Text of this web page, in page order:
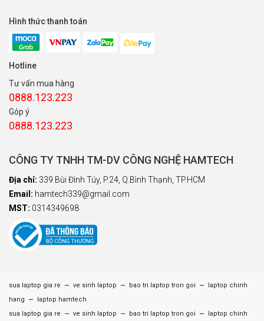
Hình thức thanh toán
Hotline
Tư vấn mua hàng
0888.123.223
Góp ý
0888.123.223
CÔNG TY TNHH TM-DV CÔNG NGHỆ HAMTECH
Địa chỉ: 339 Bùi Đình Túy, P.24, Q.Bình Thạnh, TP.HCM
Email: hamtech339@gmail.com
MST: 0314349698
sua laptop gia re – ve sinh laptop – bao tri laptop tron goi –
laptop chinh
hang
–
laptop hamtech
sua laptop gia re
– ve sinh laptop – bao tri laptop tron goi – laptop chinh